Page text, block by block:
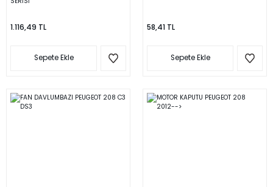
1.116,49 TL
Sepete Ekle
58,41 TL
Sepete Ekle